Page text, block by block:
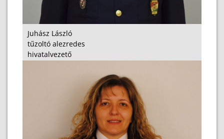
Juhász László
tűzoltó alezredes
hivatalvezető